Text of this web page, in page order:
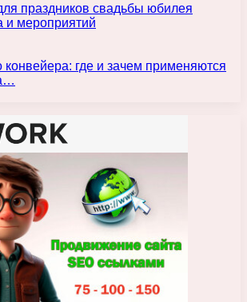
праздников свадьбы юбилея
и мероприятий
конвейера: где и зачем применяются